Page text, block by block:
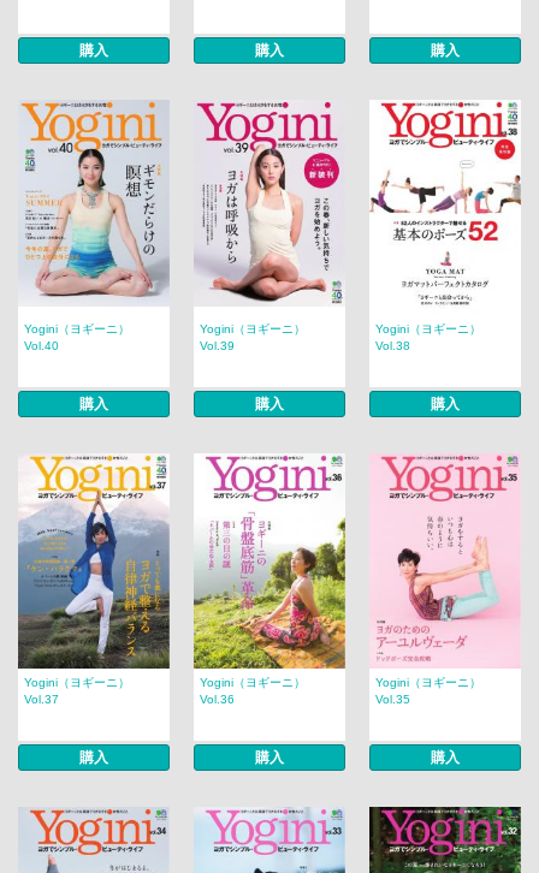
購入 購入 購入
Yogini（ヨギーニ）
Vol.40
購入
Yogini（ヨギーニ）
Vol.39
購入
Yogini（ヨギーニ）
Vol.38
購入
Yogini（ヨギーニ）
Vol.37
購入
Yogini（ヨギーニ）
Vol.36
購入
Yogini（ヨギーニ）
Vol.35
購入